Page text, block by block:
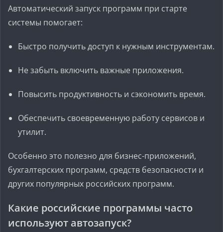
Автоматический запуск программ при старте
системы помогает:
Быстро получить доступ к нужным инструментам.
Не забыть включить важные приложения.
Повысить продуктивность и сэкономить время.
Обеспечить своевременную работу сервисов и
утилит.
Особенно это полезно для бизнес-приложений,
бухгалтерских программ, средств безопасности и
других популярных российских программ.
Какие российские программы часто
используют автозапуск?